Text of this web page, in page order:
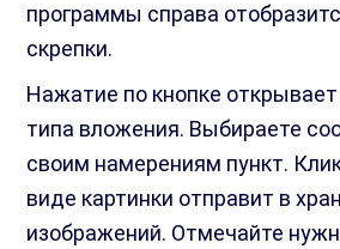
программы справа
скрепки.
Нажатие по кнопке
типа вложения. Выбираете
своим намерениям пункт.
виде картинки отправит в
изображений. Отмечайте